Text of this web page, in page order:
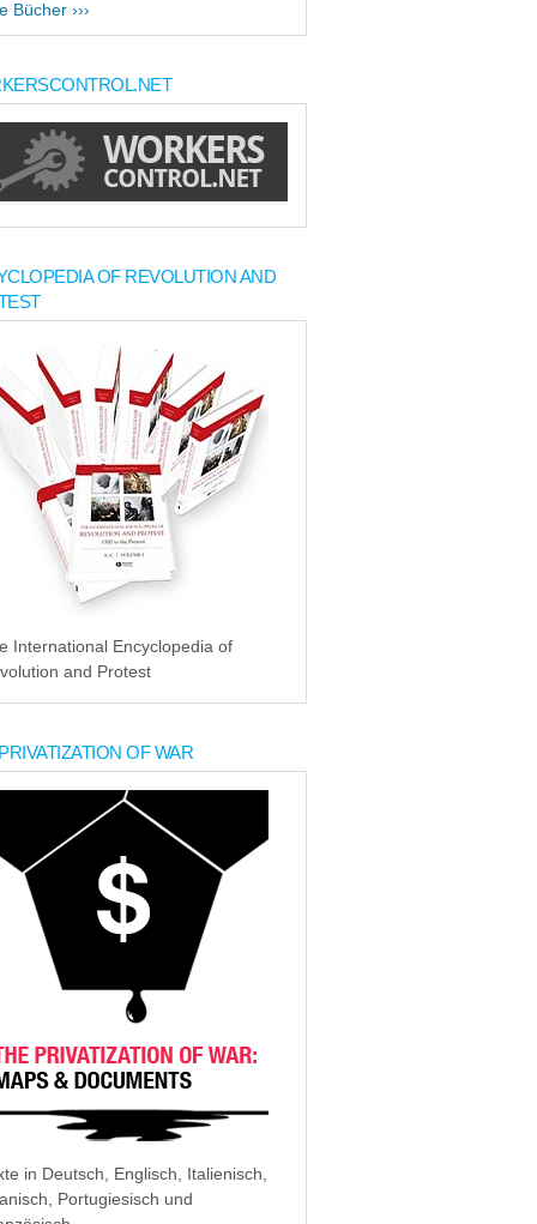
Bücher ›››
OF REVOLUTION AND
International Encyclopedia of
and Protest
OF WAR
in Deutsch, Englisch, Italienisch,
Portugiesisch und